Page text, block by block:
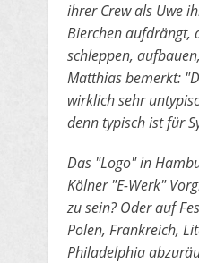
ihrer Crew als Uwe
Bierchen aufdrängt,
schleppen,
Matthias bemerkt:
wirklich sehr
denn typisch ist für
​Das "Logo" in
Kölner "E-Werk"
zu sein? Oder auf
Polen, ​Frankreich,
Philadelphia